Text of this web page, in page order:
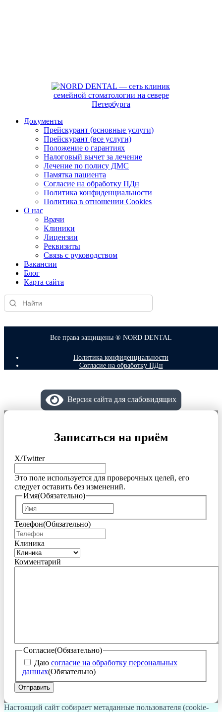
Документы
Прейскурант (основные услуги)
Прейскурант (все услуги)
Положение о гарантиях
Налоговый вычет за лечение
Лечение по полису ДМС
Памятка пациента
Согласие на обработку ПДн
Политика конфиденциальности
Политика в отношении Cookies
О нас
Врачи
Клиники
Лицензии
Реквизиты
Связь с руководством
Вакансии
Блог
Карта сайта
Все права защищены ® NORD DENTAL
Политика конфиденциальности
Согласие на обработку ПДн
Версия сайта для слабовидящих
Записаться на приём
X/Twitter
Это поле используется для проверочных целей, его
следует оставить без изменений.
Имя(Обязательно)
Телефон(Обязательно)
Клиника
Комментарий
Согласие(Обязательно)
Даю согласие на обработку персональных
данных(Обязательно)
Настоящий сайт собирает метаданные пользователя (cookie-